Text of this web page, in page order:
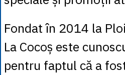
Fondat în 2014 la
La Cocoș este
pentru faptul că a